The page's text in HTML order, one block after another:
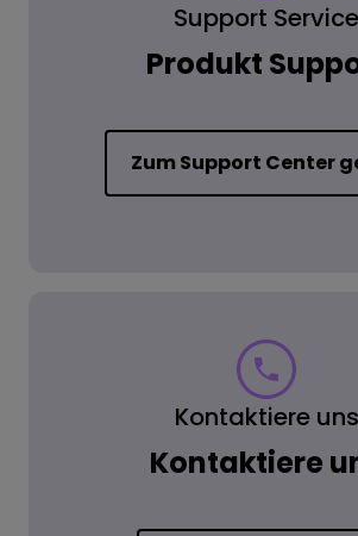
Support Service
Produkt
Zum Support Center
Kontaktiere uns
Kontaktiere